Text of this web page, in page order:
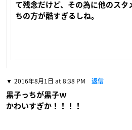
て残念だけど、その為に他のスタ
ちの方が酷すぎるしね。
2016年8月1日 at 8:38 PM 返信
黒子っちが黒子ｗ
かわいすぎか！！！！